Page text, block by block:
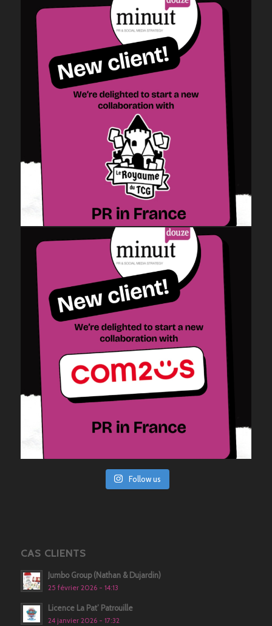
Follow us
CAS CLIENTS
Jumbo Group (Nathan & Dujardin)
25 février 2026 - 14:13
Licence La Pat’ Patrouille
24 janvier 2026 - 17:32